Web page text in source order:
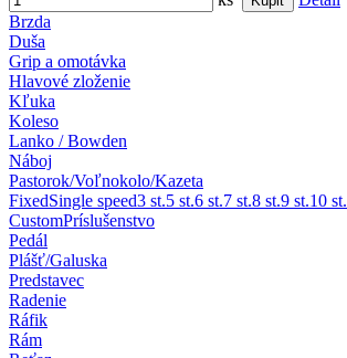
Brzda
Duša
Grip a omotávka
Hlavové zloženie
Kľuka
Koleso
Lanko / Bowden
Náboj
Pastorok/Voľnokolo/Kazeta
FixedSingle speed3 st.5 st.6 st.7 st.8 st.9 st.10 st.
CustomPríslušenstvo
Pedál
Plášť/Galuska
Predstavec
Radenie
Ráfik
Rám